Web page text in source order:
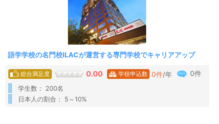
語学学校の名門校ILACが運営する専門学校でキャリアアップ
総合満足度 0.00 学校申込数 0件/年 0件
学生数： 200名
日本人の割合： 5～10%